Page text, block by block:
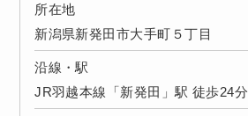
所在地
新潟県新発田市大手町５丁目
沿線・駅
JR羽越本線「新発田」駅 徒歩24分